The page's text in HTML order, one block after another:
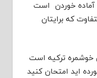
آماده خوردن است
که برایتان
خوشمره ترکیه است
اید امتحان کنید